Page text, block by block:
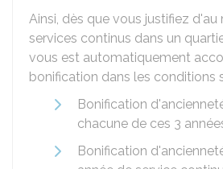
Ainsi, dès que vous justifiez d'au
services continus dans un
vous est automatiquement
bonification dans les conditions
Bonification
chacune de ces 3
Bonification